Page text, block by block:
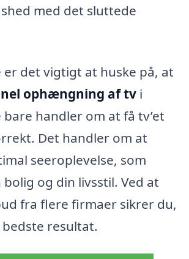
med det sluttede
er det vigtigt at huske på, at
ophængning af tv i
handler om at få tv’et
Det handler om at
seeroplevelse, som
og din livsstil. Ved at
fra flere firmaer sikrer du,
resultat.